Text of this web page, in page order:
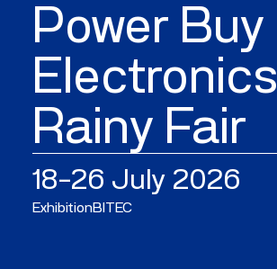
Power Buy
Electronics
Rainy Fair
18–26 July 2026
ExhibitionBITEC